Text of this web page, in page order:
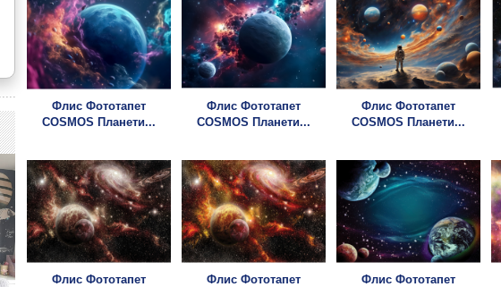
Флис Фототапет
COSMOS Планети...
Флис Фототапет
COSMOS Планети...
Флис Фототапет
COSMOS Планети...
Флис Фототапет
Флис Фототапет
Флис Фототапет